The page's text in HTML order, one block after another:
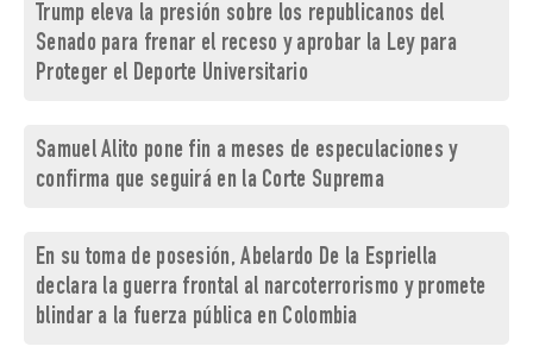
Trump eleva la presión sobre los republicanos del
Senado para frenar el receso y aprobar la Ley para
Proteger el Deporte Universitario
Samuel Alito pone fin a meses de especulaciones y
confirma que seguirá en la Corte Suprema
En su toma de posesión, Abelardo De la Espriella
declara la guerra frontal al narcoterrorismo y promete
blindar a la fuerza pública en Colombia